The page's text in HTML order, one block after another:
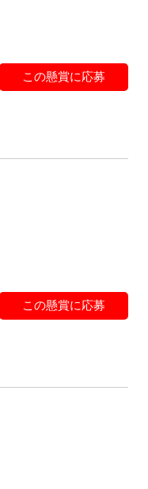
この懸賞に応募
この懸賞に応募